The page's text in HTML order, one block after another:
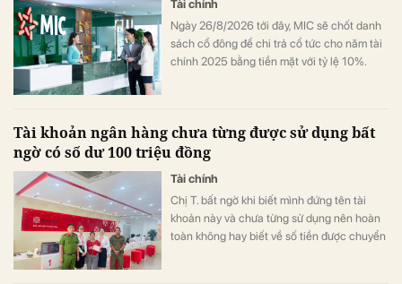
Tài chính
Ngày 26/8/2026 tới đây, MIC sẽ chốt danh
sách cổ đông để chi trả cổ tức cho năm tài
chính 2025 bằng tiền mặt với tỷ lệ 10%.
Tài khoản ngân hàng chưa từng được sử dụng bất
ngờ có số dư 100 triệu đồng
Tài chính
Chị T. bất ngờ khi biết mình đứng tên tài
khoản này và chưa từng sử dụng nên hoàn
toàn không hay biết về số tiền được chuyển